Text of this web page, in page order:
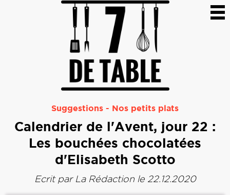
Suggestions - Nos petits plats
Calendrier de l'Avent, jour 22 :
Les bouchées chocolatées
d'Elisabeth Scotto
Ecrit par La Rédactionle 22.12.2020